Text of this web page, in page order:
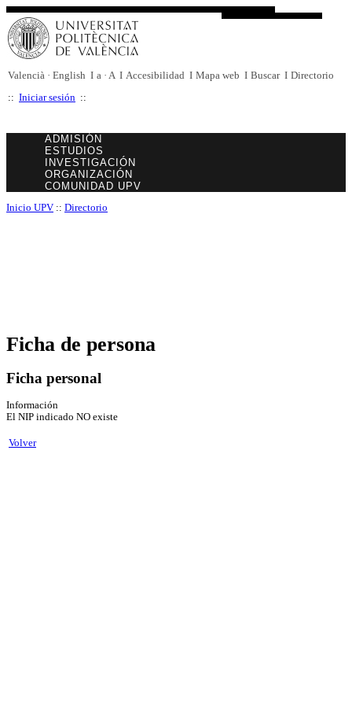
Valencià · English I a · A I Accesibilidad I Mapa web I Buscar I Directorio
:: Iniciar sesión ::
ADMISIÓN
ESTUDIOS
INVESTIGACIÓN
ORGANIZACIÓN
COMUNIDAD UPV
Inicio UPV :: Directorio
Ficha de persona
Ficha personal
Información
El NIP indicado NO existe
Volver